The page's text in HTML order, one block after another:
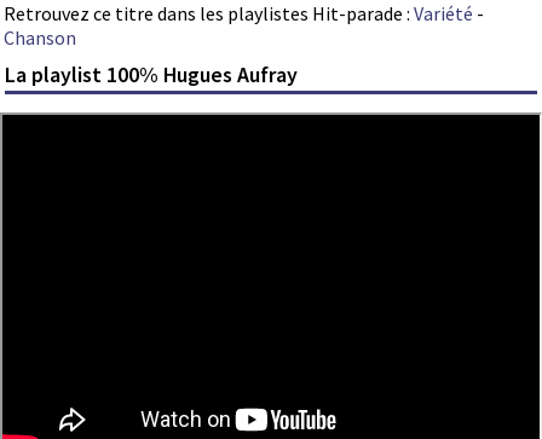
Retrouvez ce titre dans les playlistes Hit-parade : Variété -
Chanson
La playlist 100% Hugues Aufray